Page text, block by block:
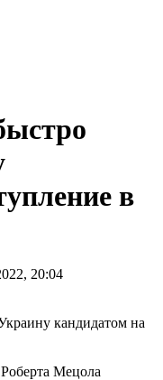
в
20:04
Мецола